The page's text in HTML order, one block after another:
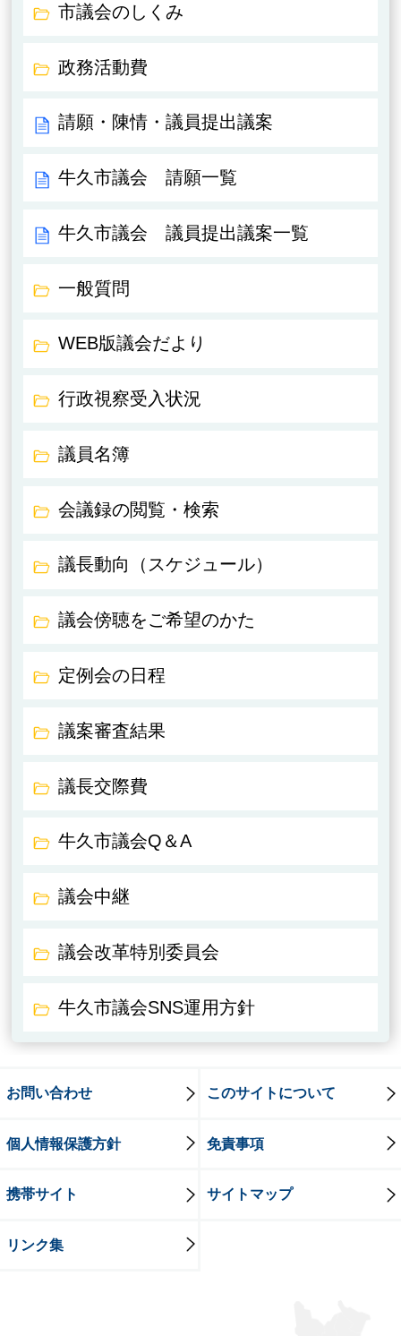
市議会のしくみ
政務活動費
請願・陳情・議員提出議案
牛久市議会 請願一覧
牛久市議会 議員提出議案一覧
一般質問
WEB版議会だより
行政視察受入状況
議員名簿
会議録の閲覧・検索
議長動向（スケジュール）
議会傍聴をご希望のかた
定例会の日程
議案審査結果
議長交際費
牛久市議会Q＆A
議会中継
議会改革特別委員会
牛久市議会SNS運用方針
お問い合わせ このサイトについて
個人情報保護方針 免責事項
携帯サイト サイトマップ
リンク集